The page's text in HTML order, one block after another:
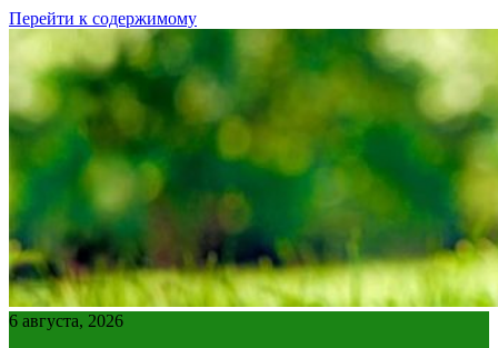
Перейти к содержимому
6 августа, 2026